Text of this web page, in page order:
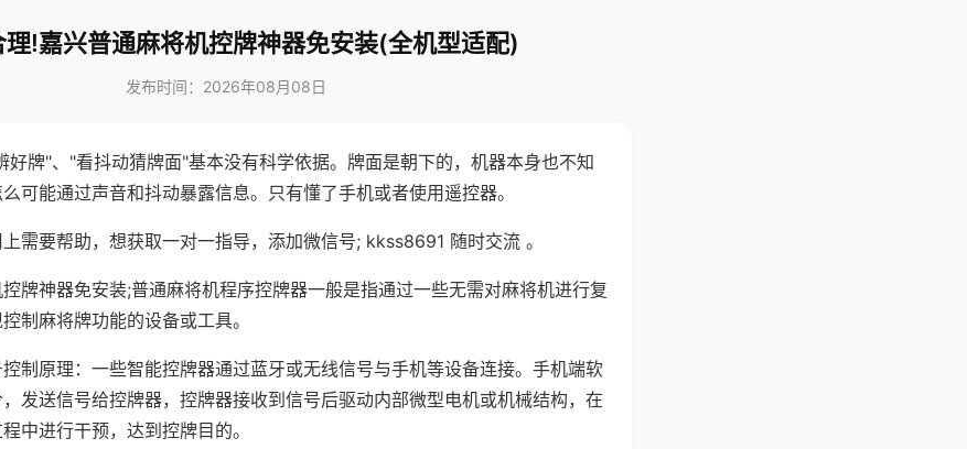
理!嘉兴普通麻将机控牌神器免安装(全机型适配)
发布时间：2026年08月08日
好牌"、"看抖动猜牌面"基本没有科学依据。牌面是朝下的，机器本身也不知
可能通过声音和抖动暴露信息。只有懂了手机或者使用遥控器。
需要帮助，想获取一对一指导，添加微信号; kkss8691 随时交流 。
牌神器免安装;普通麻将机程序控牌器一般是指通过一些无需对麻将机进行复
制麻将牌功能的设备或工具。
制原理：一些智能控牌器通过蓝牙或无线信号与手机等设备连接。手机端软
发送信号给控牌器，控牌器接收到信号后驱动内部微型电机或机械结构，在
中进行干预，达到控牌目的。